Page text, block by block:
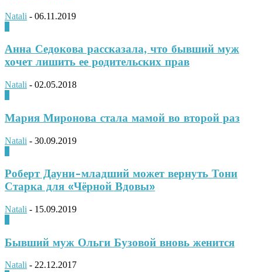
Natali - 06.11.2019
Анна Седокова рассказала, что бывший муж
хочет лишить ее родительских прав
Natali - 02.05.2018
Мария Миронова стала мамой во второй раз
Natali - 30.09.2019
Роберт Дауни-младший может вернуть Тони
Старка для «Чёрной Вдовы»
Natali - 15.09.2019
Бывший муж Ольги Бузовой вновь женится
Natali - 22.12.2017